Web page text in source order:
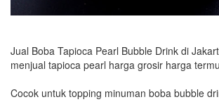
Jual Boba Tapioca Pearl Bubble Drink di
menjual tapioca pearl harga grosir harga
Cocok untuk topping minuman boba bubble